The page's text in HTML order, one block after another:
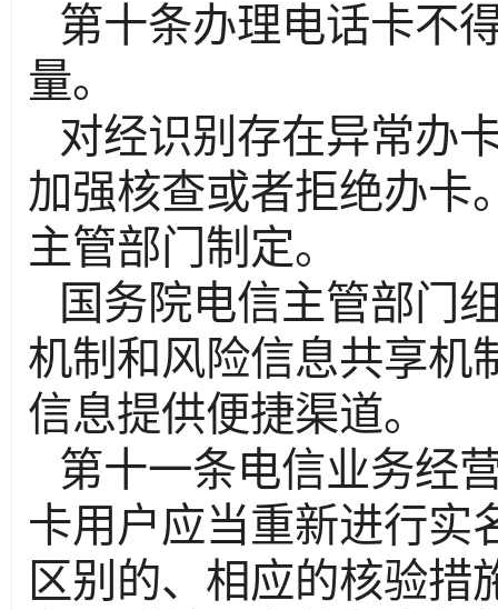
第十条办理电话卡不
量。
对经识别存在异常办
加强核查或者拒绝办卡
主管部门制定。
国务院电信主管部门
机制和风险信息共享机
信息提供便捷渠道。
第十一条电信业务经
卡用户应当重新进行实
区别的、相应的核验措